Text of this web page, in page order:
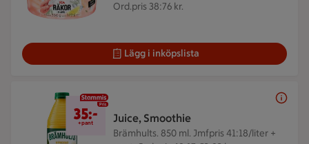
Ord.pris 38:76 kr.
Lägg i inköpslista
Juice, Smoothie
Brämhults. 850 ml. Jmfpris 41:18/liter +
35 kr/+pant
35:-
+pant